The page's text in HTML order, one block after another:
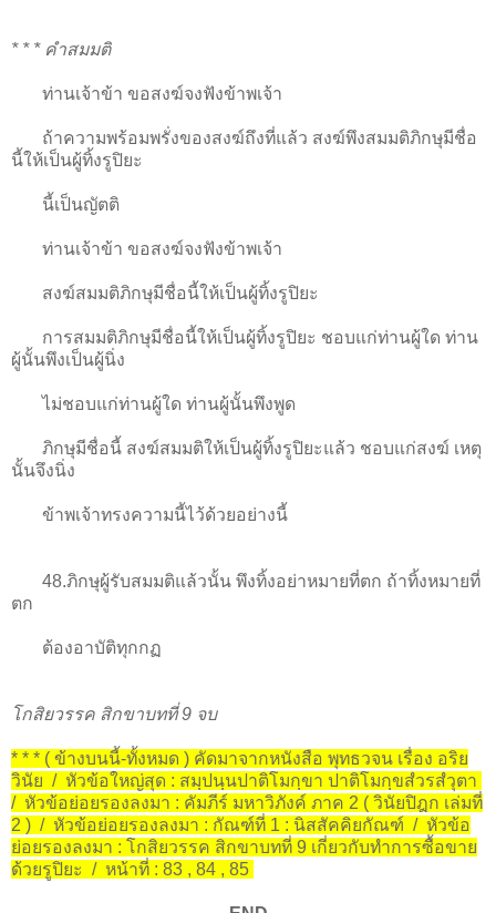
* * * คำสมมติ
ท่านเจ้าข้า ขอสงฆ์จงฟังข้าพเจ้า
ถ้าความพร้อมพรั่งของสงฆ์ถึงที่แล้ว สงฆ์พึงสมมติภิกษุมีชื่อ
นี้ให้เป็นผู้ทิ้งรูปิยะ
นี้เป็นญัตติ
ท่านเจ้าข้า ขอสงฆ์จงฟังข้าพเจ้า
สงฆ์สมมติภิกษุมีชื่อนี้ให้เป็นผู้ทิ้งรูปิยะ
การสมมติภิกษุมีชื่อนี้ให้เป็นผู้ทิ้งรูปิยะ ชอบแก่ท่านผู้ใด ท่าน
ผู้นั้นพึงเป็นผู้นิ่ง
ไม่ชอบแก่ท่านผู้ใด ท่านผู้นั้นพึงพูด
ภิกษุมีชื่อนี้ สงฆ์สมมติให้เป็นผู้ทิ้งรูปิยะแล้ว ชอบแก่สงฆ์ เหตุ
นั้นจึงนิ่ง
ข้าพเจ้าทรงความนี้ไว้ด้วยอย่างนี้
48.ภิกษุผู้รับสมมติแล้วนั้น พึงทิ้งอย่าหมายที่ตก ถ้าทิ้งหมายที่
ตก
ต้องอาบัติทุกกฏ
โกสิยวรรค สิกขาบทที่ 9 จบ
* * * ( ข้างบนนี้-ทั้งหมด ) คัดมาจากหนังสือ พุทธวจน เรื่อง อริย
วินัย / หัวข้อใหญ่สุด : สมฺปนฺนปาติโมกฺขา ปาติโมกฺขสํวรสํวุตา
/ หัวข้อย่อยรองลงมา : คัมภีร์ มหาวิภังค์ ภาค 2 ( วินัยปิฎก เล่มที่
2 ) / หัวข้อย่อยรองลงมา : กัณฑ์ที่ 1 : นิสสัคคิยกัณฑ์ / หัวข้อ
ย่อยรองลงมา : โกสิยวรรค สิกขาบทที่ 9 เกี่ยวกับทำการซื้อขาย
ด้วยรูปิยะ / หน้าที่ : 83 , 84 , 85